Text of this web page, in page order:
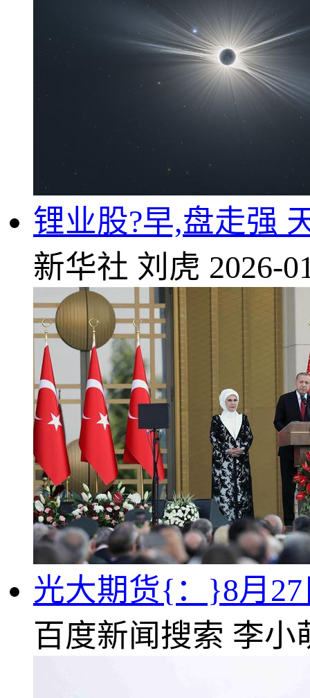
锂业股?早,盘走强
新华社 刘虎 2026-
光大期货{：}8月
百度新闻搜索 李小